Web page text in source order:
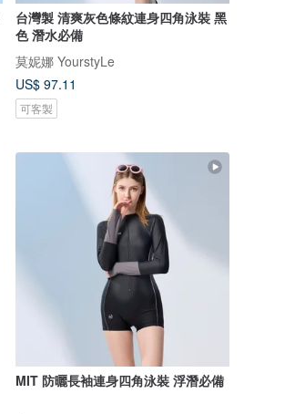
台灣製 清爽灰色條紋連身四角泳裝 黑
色 潛水必備
莫妮娜 YourstyLe
US$ 97.11
可客製
MIT 防曬長袖連身四角泳裝 浮潛必備